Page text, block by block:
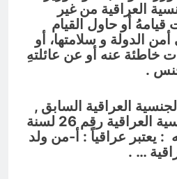
العراقية من غير
أو حاول القيام
الدولة و سلامتها، أو
خاطئة عنه أو عن عائلتهِ
.
العراقية السابق ,
وجاء في قانون الجنسية العراقية رقم 26 لسنة
؛ المادة 3 منه : يعتبر عراقياً : أ-من ولد
… .